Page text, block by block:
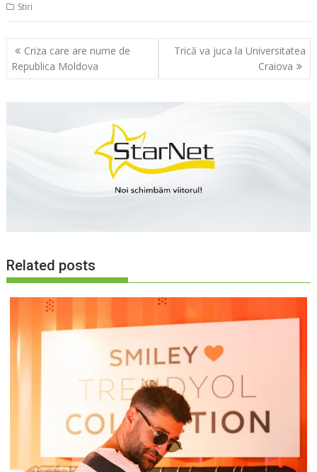
Stiri
Navigare
în
articole
Criza care are nume de
Republica Moldova
Trică va juca la Universitatea
Craiova
Related posts